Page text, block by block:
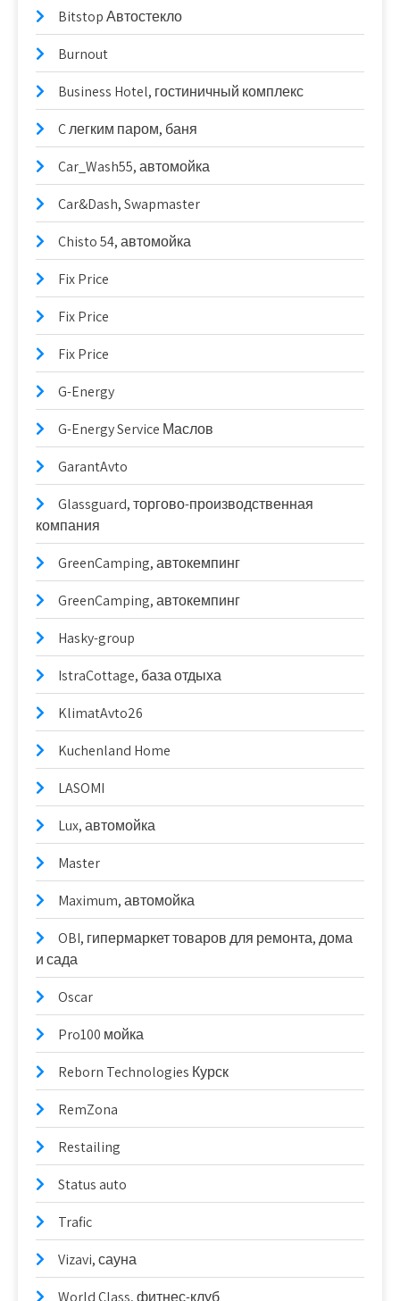
Bitstop Автостекло
Burnout
Business Hotel, гостиничный комплекс
C легким паром, баня
Car_Wash55, автомойка
Car&Dash, Swapmaster
Chisto 54, автомойка
Fix Price
Fix Price
Fix Price
G-Energy
G-Energy Service Маслов
GarantAvto
Glassguard, торгово-производственная
компания
GreenCamping, автокемпинг
GreenCamping, автокемпинг
Hasky-group
IstraCottage, база отдыха
KlimatAvto26
Kuchenland Home
LASOMI
Lux, автомойка
Master
Maximum, автомойка
OBI, гипермаркет товаров для ремонта, дома
и сада
Oscar
Pro100 мойка
Reborn Technologies Курск
RemZona
Restailing
Status auto
Trafic
Vizavi, сауна
World Class, фитнес-клуб